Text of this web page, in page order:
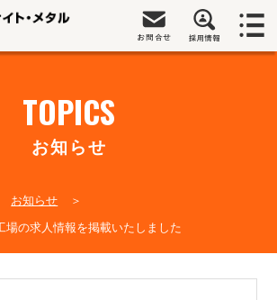
TOPICS
お知らせ
お知らせ
の求人情報を掲載いたしました